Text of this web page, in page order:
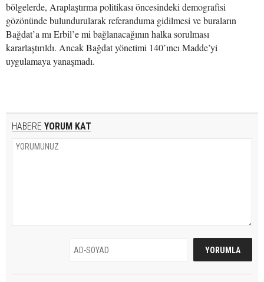
bölgelerde, Araplaştırma politikası öncesindeki demografisi
gözönünde bulundurularak referanduma gidilmesi ve buraların
Bağdat’a mı Erbil’e mi bağlanacağının halka sorulması
kararlaştırıldı. Ancak Bağdat yönetimi 140’ıncı Madde’yi
uygulamaya yanaşmadı.
HABERE YORUM KAT